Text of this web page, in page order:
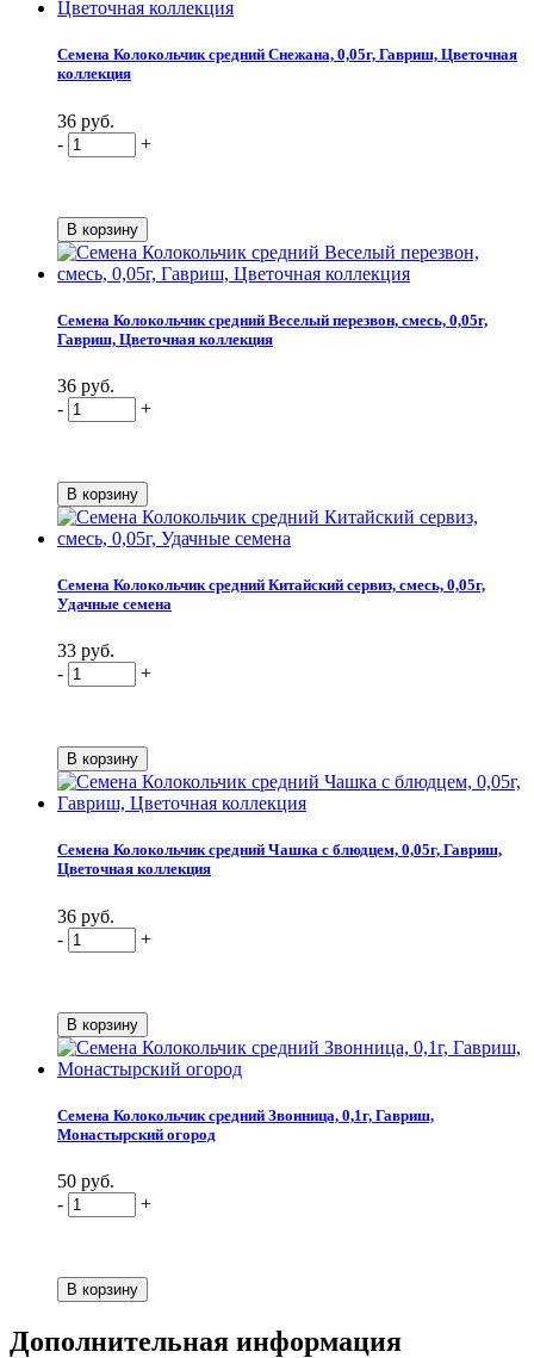
Семена Колокольчик средний Снежана, 0,05г, Гавриш, Цветочная
коллекция
36 руб.
-
+
Семена Колокольчик средний Веселый перезвон, смесь, 0,05г,
Гавриш, Цветочная коллекция
36 руб.
-
+
Семена Колокольчик средний Китайский сервиз, смесь, 0,05г,
Удачные семена
33 руб.
-
+
Семена Колокольчик средний Чашка с блюдцем, 0,05г, Гавриш,
Цветочная коллекция
36 руб.
-
+
Семена Колокольчик средний Звонница, 0,1г, Гавриш,
Монастырский огород
50 руб.
-
+
Дополнительная информация